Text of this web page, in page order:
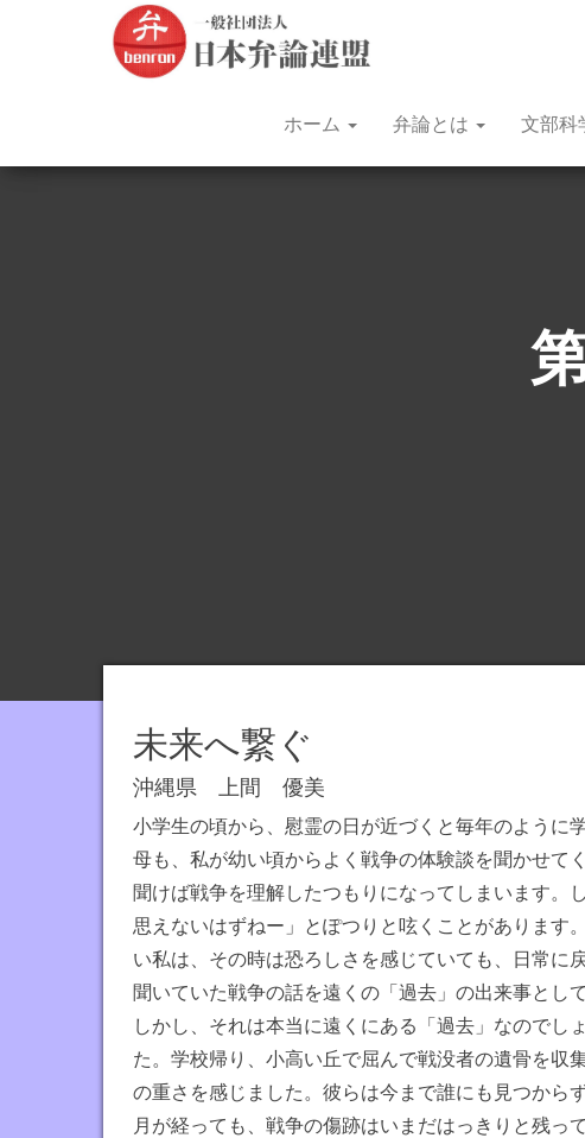
学
連
盟
の
公
式
サ
イ
ト
で
す
続く
日本
ホーム 弁論とは 文部科
未来へ繋ぐ
沖縄県 上間 優美
小学生の頃から、慰霊の日が近づくと毎年のように
母も、私が幼い頃からよく戦争の体験談を聞かせて
聞けば戦争を理解したつもりになってしまいます。
思えないはずねー」とぽつりと呟くことがあります
い私は、その時は恐ろしさを感じていても、日常に
聞いていた戦争の話を遠くの「過去」の出来事とし
しかし、それは本当に遠くにある「過去」なのでし
た。学校帰り、小高い丘で屈んで戦没者の遺骨を収
の重さを感じました。彼らは今まで誰にも見つから
月が経っても、戦争の傷跡はいまだはっきりと残っ